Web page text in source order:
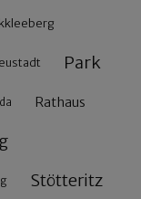
Park
Rathaus
Stötteritz